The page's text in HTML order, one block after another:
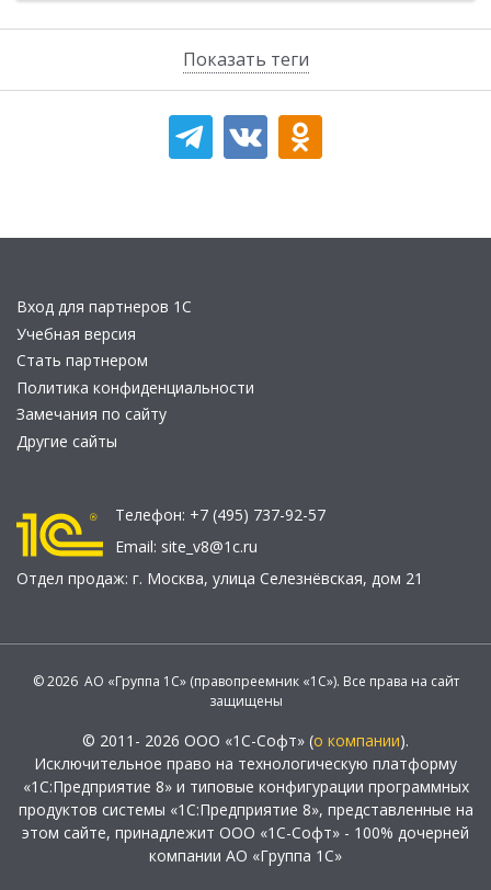
Показать теги
Вход для партнеров 1С
Учебная версия
Стать партнером
Политика конфиденциальности
Замечания по сайту
Другие сайты
Телефон: +7 (495) 737-92-57
Email: site_v8@1c.ru
Отдел продаж: г. Москва, улица Селезнёвская, дом 21
© 2026 АО «Группа 1С» (правопреемник «1С»). Все права на сайт
защищены
© 2011- 2026 ООО «1С-Софт» (о компании).
Исключительное право на технологическую платформу
«1С:Предприятие 8» и типовые конфигурации программных
продуктов системы «1С:Предприятие 8», представленные на
этом сайте, принадлежит ООО «1С-Софт» - 100% дочерней
компании АО «Группа 1С»